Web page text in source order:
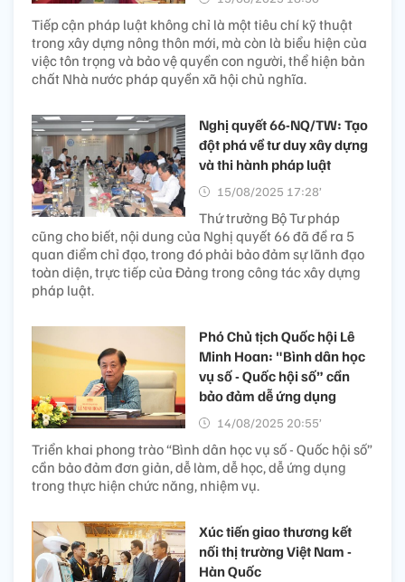
Tiếp cận pháp luật không chỉ là một tiêu chí kỹ thuật
trong xây dựng nông thôn mới, mà còn là biểu hiện của
việc tôn trọng và bảo vệ quyền con người, thể hiện bản
chất Nhà nước pháp quyền xã hội chủ nghĩa.
Nghị quyết 66-NQ/TW: Tạo
đột phá về tư duy xây dựng
và thi hành pháp luật
15/08/2025 17:28’
Thứ trưởng Bộ Tư pháp
cũng cho biết, nội dung của Nghị quyết 66 đã đề ra 5
quan điểm chỉ đạo, trong đó phải bảo đảm sự lãnh đạo
toàn diện, trực tiếp của Đảng trong công tác xây dựng
pháp luật.
Phó Chủ tịch Quốc hội Lê
Minh Hoan: "Bình dân học
vụ số - Quốc hội số” cần
bảo đảm dễ ứng dụng
14/08/2025 20:55’
Triển khai phong trào “Bình dân học vụ số - Quốc hội số”
cần bảo đảm đơn giản, dễ làm, dễ học, dễ ứng dụng
trong thực hiện chức năng, nhiệm vụ.
Xúc tiến giao thương kết
nối thị trường Việt Nam -
Hàn Quốc